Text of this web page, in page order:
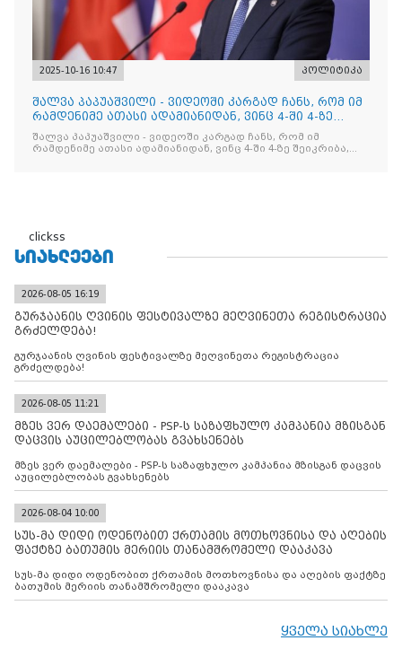
2025-10-16 10:47 პოლიტიკა
შალვა პაპუაშვილი - ვიდეოში კარგად ჩანს, რომ იმ
რამდენიმე ათასი ადამიანიდან, ვინც 4-ში 4-ზე
შეიკრიბა,
შალვა პაპუაშვილი - ვიდეოში კარგად ჩანს, რომ იმ
რამდენიმე ათასი ადამიანიდან, ვინც 4-ში 4-ზე შეიკრიბა,
clickss
ᲡᲘᲐᲮᲚᲔᲔᲑᲘ
2026-08-05 16:19
გურჯაანის ღვინის ფესტივალზე მეღვინეთა რეგისტრაცია
გრძელდება!
გურჯაანის ღვინის ფესტივალზე მეღვინეთა რეგისტრაცია
გრძელდება!
2026-08-05 11:21
მზეს ვერ დაემალები - PSP-ს საზაფხულო კამპანია მზისგან
დაცვის აუცილებლობას გვახსენებს
მზეს ვერ დაემალები - PSP-ს საზაფხულო კამპანია მზისგან დაცვის
აუცილებლობას გვახსენებს
2026-08-04 10:00
სუს-მა დიდი ოდენობით ქრთამის მოთხოვნისა და აღების
ფაქტზე ბათუმის მერიის თანამშრომელი დააკავა
სუს-მა დიდი ოდენობით ქრთამის მოთხოვნისა და აღების ფაქტზე
ბათუმის მერიის თანამშრომელი დააკავა
ყველა სიახლე